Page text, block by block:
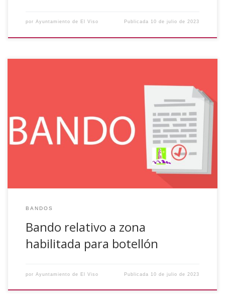
por Ayuntamiento de El Viso Publicada 10 de julio de 2023
Bando Se pone en conocimiento de todos los vecin@s y
visitantes de este Municipio, con ocasión de las Fiestas en
Honor a Santa Ana 2023, que únicamente se permitirá
“BOTELLÓN”, en la zona habilitada a tal efecto, detrás del
Parque Municipal, quedando terminantemente prohibido tal
BANDOS
Bando relativo a zona
habilitada para botellón
por Ayuntamiento de El Viso Publicada 10 de julio de 2023